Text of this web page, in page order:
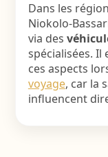
Dans les
Niokolo-
via des
spécialisées. Il
ces aspects
voyage, car la
influencent